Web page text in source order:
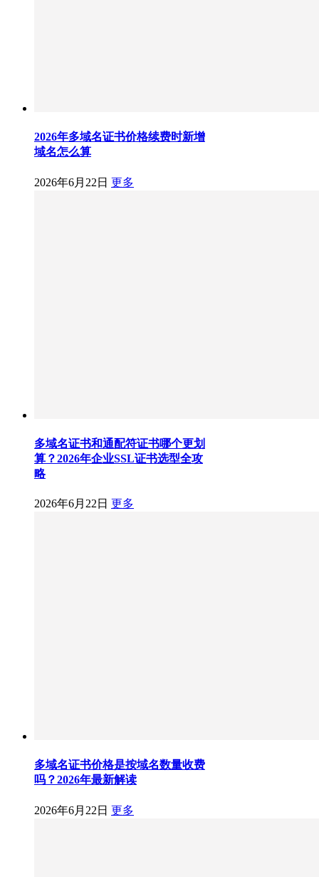
2026年多域名证书价格续费时新增
域名怎么算
2026年6月22日 更多
多域名证书和通配符证书哪个更划
算？2026年企业SSL证书选型全攻
略
2026年6月22日 更多
多域名证书价格是按域名数量收费
吗？2026年最新解读
2026年6月22日 更多